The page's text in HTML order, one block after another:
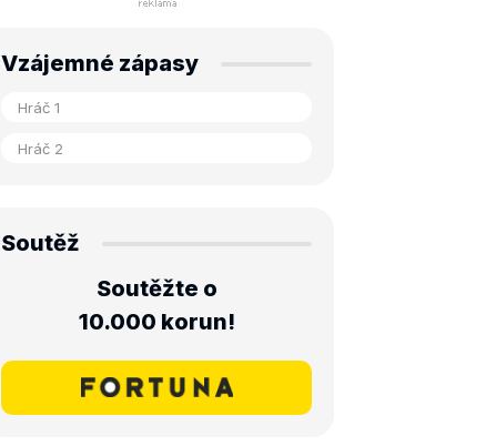
Vzájemné zápasy
Soutěž
Soutěžte o
10.000 korun!